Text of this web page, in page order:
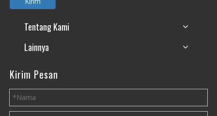
Tentang Kami
Lainnya
Kirim Pesan